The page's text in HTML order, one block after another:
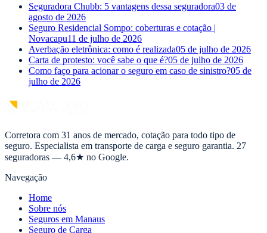
Seguradora Chubb: 5 vantagens dessa seguradora03 de
agosto de 2026
Seguro Residencial Sompo: coberturas e cotação |
Novacapu11 de julho de 2026
Averbação eletrônica: como é realizada05 de julho de 2026
Carta de protesto: você sabe o que é?05 de julho de 2026
Como faço para acionar o seguro em caso de sinistro?05 de
julho de 2026
Corretora com 31 anos de mercado, cotação para todo tipo de
seguro. Especialista em transporte de carga e seguro garantia. 27
seguradoras — 4,6★ no Google.
Navegação
Home
Sobre nós
Seguros em Manaus
Seguro de Carga